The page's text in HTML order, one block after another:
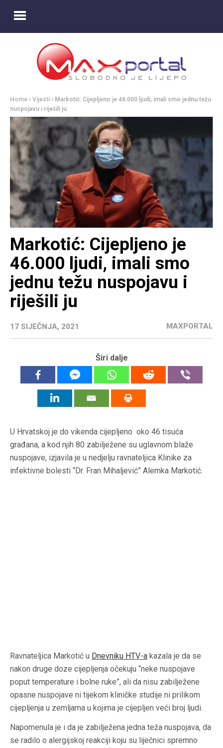
Home Vijesti
Markotić: Cijepljeno je 46.000 ljudi, imali smo jednu težu
nuspojavu i riješili ju
Markotić: Cijepljeno je
46.000 ljudi, imali smo
jednu težu nuspojavu i
riješili ju
17 SIJEČNJA, 2021 MAXPORTAL
Širi dalje
U Hrvatskoj je do vikenda cijepljeno oko 46 tisuća
građana, a kod njih 80 zabilježene su uglavnom blaže
nuspojave, izjavila je u nedjelju ravnateljica Klinike za
infektivne bolesti “Dr. Fran Mihaljević” Alemka Markotić.
Ravnateljica Markotić u Dnevniku HTV-a kazala je da se
nakon druge doze cijepljenja očekuju “neke nuspojave
poput temperature i bolne ruke”, ali da nisu zabilježene
opasne nuspojave ni tijekom kliničke studije ni prilikom
cijepljenja u zemljama u kojima je cijepljen veći broj ljudi.
Napomenula je i da je zabilježena jedna teža nuspojava, da
se radilo o alergijskoj reakciji koju su liječnici spremno